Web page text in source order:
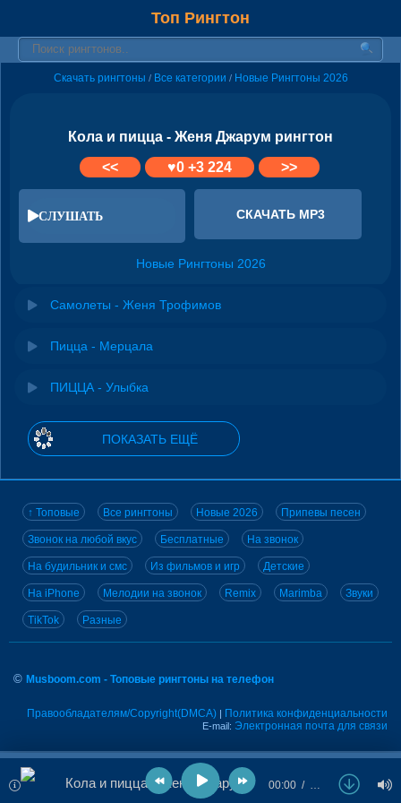
Топ Рингтон
Скачать рингтоны / Все категории / Новые Рингтоны 2026
Кола и пицца - Женя Джарум рингтон
<<
♥0 +3 224 >>
СЛУШАТЬ СКАЧАТЬ MP3
Новые Рингтоны 2026
Самолеты - Женя Трофимов
Пицца - Мерцала
ПИЦЦА - Улыбка
ПОКАЗАТЬ ЕЩЁ
↑ Топовые Все рингтоны Новые 2026 Припевы песен
Звонок на любой вкус Бесплатные На звонок
На будильник и смс Из фильмов и игр Детские
На iPhone Мелодии на звонок Remix Marimba Звуки
TikTok Разные
© Musboom.com - Топовые рингтоны на телефон
Правообладателям/Copyright(DMCA) | Политика конфиденциальности
E-mail: Электронная почта для связи
Кола и пицца - Женя Джарум 00:00 …